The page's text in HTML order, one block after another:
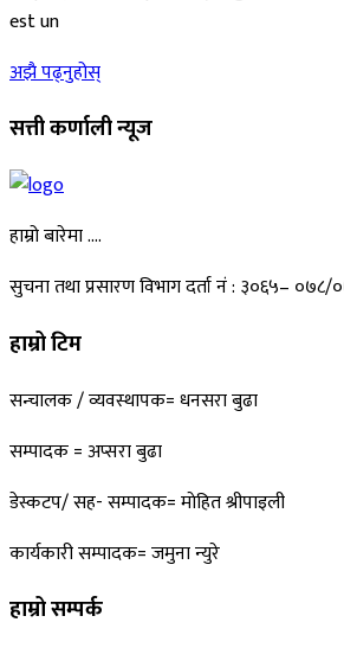
est un
अझै पढ्नुहोस्
सत्ती कर्णाली न्यूज
हाम्रो बारेमा ….
सुचना तथा प्रसारण विभाग दर्ता नं : ३०६५– ०७८/
हाम्रो टिम
सन्चालक / व्यवस्थापक= धनसरा बुढा
सम्पादक = अप्सरा बुढा
डेस्कटप/ सह- सम्पादक= माेहित श्रीपाइली
कार्यकारी सम्पादक= जमुना न्युरे
हाम्रो सम्पर्क